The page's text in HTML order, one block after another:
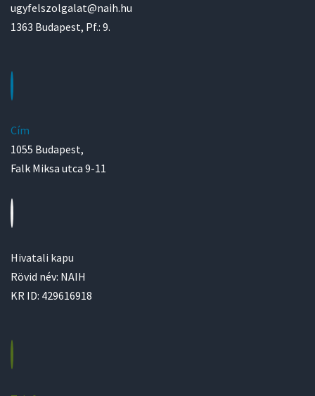
ugyfelszolgalat@naih.hu
1363 Budapest, Pf.: 9.
Cím
1055 Budapest,
Falk Miksa utca 9-11
Hivatali kapu
Rövid név: NAIH
KR ID: 429616918